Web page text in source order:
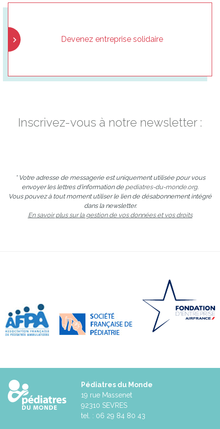
Devenez entreprise solidaire
Inscrivez-vous à notre newsletter :
* Votre adresse de messagerie est uniquement utilisée pour vous
envoyer les lettres d’information de pediatres-du-monde.org.
Vous pouvez à tout moment utiliser le lien de désabonnement intégré
dans la newsletter.
En savoir plus sur la gestion de vos données et vos droits
Pédiatres du Monde
19 rue Massenet
92310 SEVRES
tel. : 06 29 84 80 43